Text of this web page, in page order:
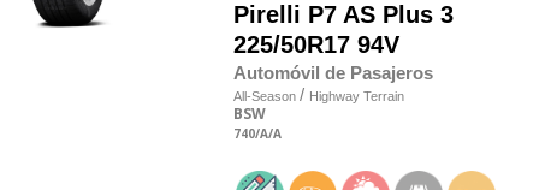
Pirelli P7 AS Plus 3
225/50R17 94V
Automóvil de Pasajeros
All-Season / Highway Terrain
BSW
740/A/A